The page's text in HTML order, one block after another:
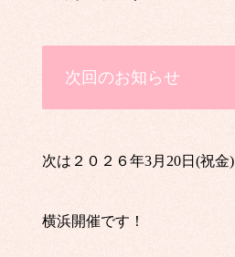
次回のお知らせ
次は２０２６年3月20日(祝金)
横浜開催です！